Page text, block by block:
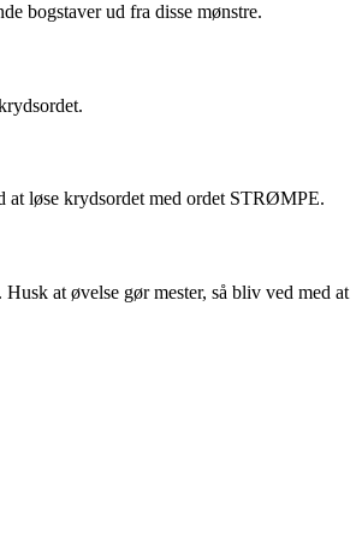
bogstaver ud fra disse mønstre.
at løse krydsordet med ordet STRØMPE.
at øvelse gør mester, så bliv ved med at